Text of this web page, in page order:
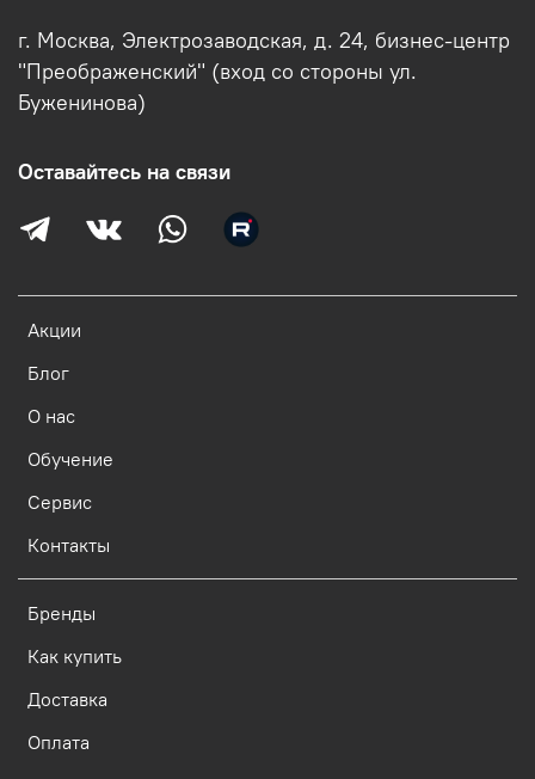
Акции
Блог
О нас
Обучение
Сервис
Контакты
Бренды
Как купить
Доставка
Оплата
г. Москва, Электрозаводская, д. 24, бизнес-центр
"Преображенский" (вход со стороны ул.
Буженинова)
Оставайтесь на связи